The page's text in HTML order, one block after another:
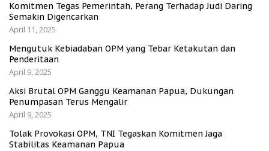
Komitmen Tegas Pemerintah, Perang Terhadap Judi Daring
Semakin Digencarkan
April 11, 2025
Mengutuk Kebiadaban OPM yang Tebar Ketakutan dan
Penderitaan
April 9, 2025
Aksi Brutal OPM Ganggu Keamanan Papua, Dukungan
Penumpasan Terus Mengalir
April 9, 2025
Tolak Provokasi OPM, TNI Tegaskan Komitmen Jaga
Stabilitas Keamanan Papua